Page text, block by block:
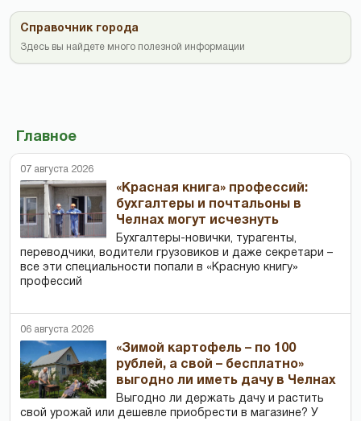
Справочник города
Здесь вы найдете много полезной информации
Главное
07 августа 2026
«Красная книга» профессий:
бухгалтеры и почтальоны в
Челнах могут исчезнуть
Бухгалтеры-новички, тур­агенты,
переводчики, водители грузовиков и даже секретари –
все эти специальности попали в «Красную книгу»
профессий
06 августа 2026
«Зимой картофель – по 100
рублей, а свой – бесплатно»
выгодно ли иметь дачу в Челнах
Выгодно ли держать дачу и растить
свой урожай или дешевле приобрести в магазине? У